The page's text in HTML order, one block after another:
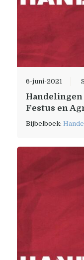
6-juni-2021
Handelingen
Festus en
Bijbelboek: